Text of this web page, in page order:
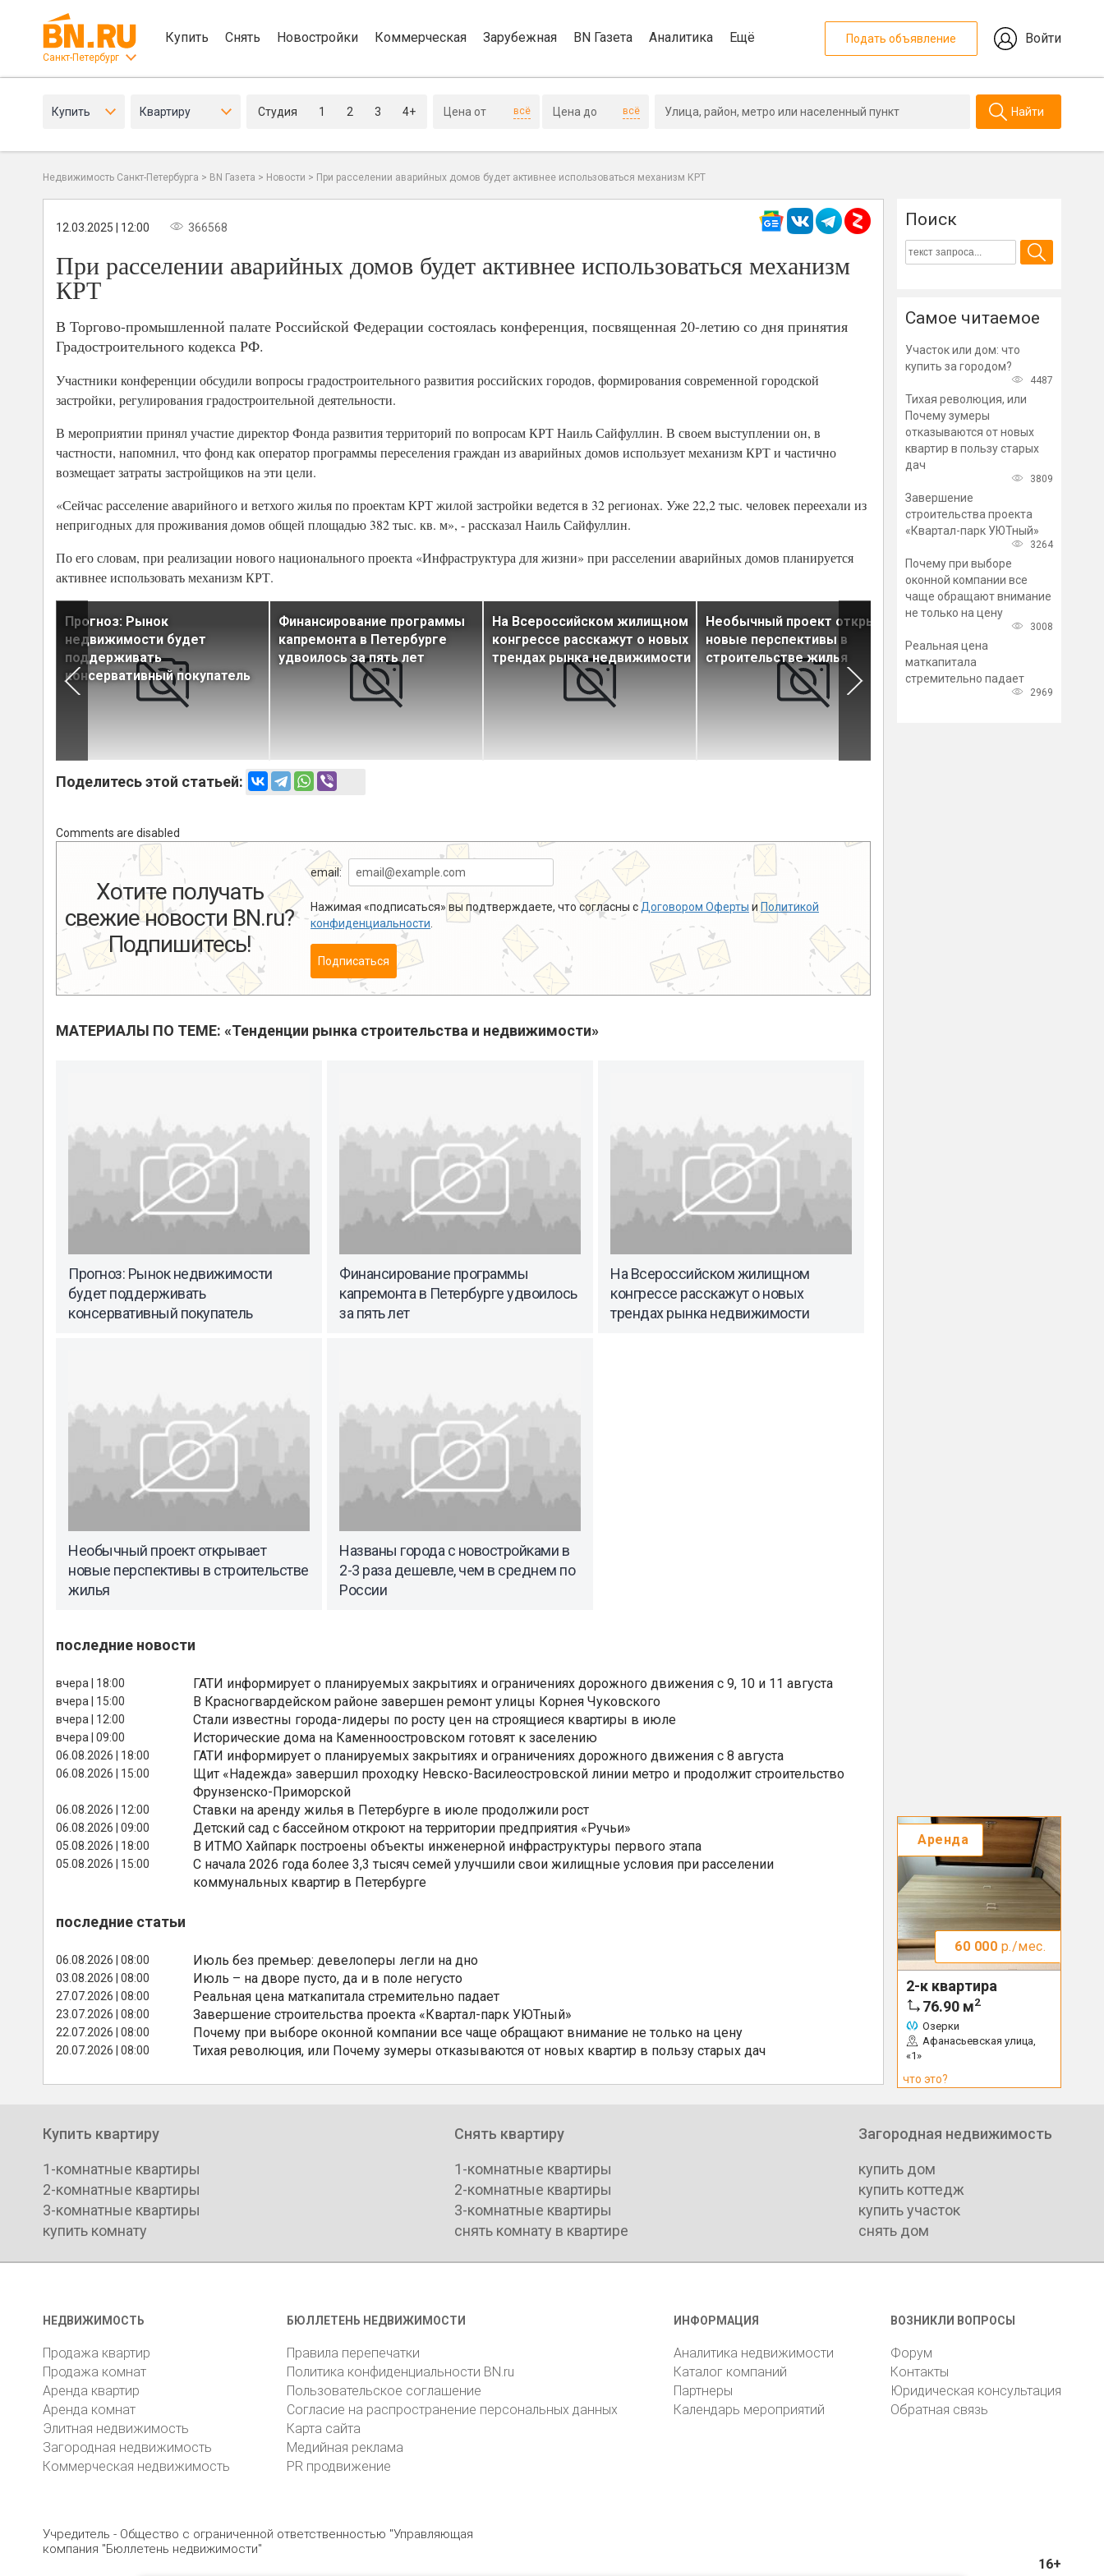
Санкт-Петербург
Купить Снять Новостройки Коммерческая Зарубежная BN Газета Аналитика Ещё Подать объявление Войти
Купить Квартиру Студия 1 2 3 4+ всё всё Найти
Недвижимость Санкт-Петербурга > BN Газета > Новости > При расселении аварийных домов будет активнее использоваться механизм КРТ
12.03.2025 | 12:00 366568
При расселении аварийных домов будет активнее использоваться механизм
КРТ
В Торгово-промышленной палате Российской Федерации состоялась конференция, посвященная 20-летию со дня принятия
Градостроительного кодекса РФ.
Участники конференции обсудили вопросы градостроительного развития российских городов, формирования современной городской
застройки, регулирования градостроительной деятельности.
В мероприятии принял участие директор Фонда развития территорий по вопросам КРТ Наиль Сайфуллин. В своем выступлении он, в
частности, напомнил, что фонд как оператор программы переселения граждан из аварийных домов использует механизм КРТ и частично
возмещает затраты застройщиков на эти цели.
«Сейчас расселение аварийного и ветхого жилья по проектам КРТ жилой застройки ведется в 32 регионах. Уже 22,2 тыс. человек переехали из
непригодных для проживания домов общей площадью 382 тыс. кв. м», - рассказал Наиль Сайфуллин.
По его словам, при реализации нового национального проекта «Инфраструктура для жизни» при расселении аварийных домов планируется
активнее использовать механизм КРТ.
Прогноз: Рынок
недвижимости будет
поддерживать
консервативный покупатель
Финансирование программы
капремонта в Петербурге
удвоилось за пять лет
На Всероссийском жилищном
конгрессе расскажут о новых
трендах рынка недвижимости
Необычный проект открывает
новые перспективы в
строительстве жилья
Названы города с
новостройками в 2-3 раза
дешевле, чем в среднем по
России
Поделитесь этой статьей:
Comments are disabled
Хотите получать
свежие новости BN.ru?
Подпишитесь!
email:
Нажимая «подписаться» вы подтверждаете, что согласны с Договором Оферты и Политикой
конфиденциальности
Подписаться
МАТЕРИАЛЫ ПО ТЕМЕ: «Тенденции рынка строительства и недвижимости»
Прогноз: Рынок недвижимости
будет поддерживать
консервативный покупатель
Финансирование программы
капремонта в Петербурге удвоилось
за пять лет
На Всероссийском жилищном
конгрессе расскажут о новых
трендах рынка недвижимости
Необычный проект открывает
новые перспективы в строительстве
жилья
Названы города с новостройками в
2-3 раза дешевле, чем в среднем по
России
последние новости
вчера | 18:00 ГАТИ информирует о планируемых закрытиях и ограничениях дорожного движения с 9, 10 и 11 августа
вчера | 15:00 В Красногвардейском районе завершен ремонт улицы Корнея Чуковского
вчера | 12:00 Стали известны города-лидеры по росту цен на строящиеся квартиры в июле
вчера | 09:00 Исторические дома на Каменноостровском готовят к заселению
06.08.2026 | 18:00 ГАТИ информирует о планируемых закрытиях и ограничениях дорожного движения с 8 августа
06.08.2026 | 15:00
Щит «Надежда» завершил проходку Невско-Василеостровской линии метро и продолжит строительство
Фрунзенско-Приморской
06.08.2026 | 12:00 Ставки на аренду жилья в Петербурге в июле продолжили рост
06.08.2026 | 09:00 Детский сад с бассейном откроют на территории предприятия «Ручьи»
05.08.2026 | 18:00 В ИТМО Хайпарк построены объекты инженерной инфраструктуры первого этапа
05.08.2026 | 15:00
С начала 2026 года более 3,3 тысяч семей улучшили свои жилищные условия при расселении
коммунальных квартир в Петербурге
последние статьи
06.08.2026 | 08:00 Июль без премьер: девелоперы легли на дно
03.08.2026 | 08:00 Июль – на дворе пусто, да и в поле негусто
27.07.2026 | 08:00 Реальная цена маткапитала стремительно падает
23.07.2026 | 08:00 Завершение строительства проекта «Квартал-парк УЮТный»
22.07.2026 | 08:00 Почему при выборе оконной компании все чаще обращают внимание не только на цену
20.07.2026 | 08:00 Тихая революция, или Почему зумеры отказываются от новых квартир в пользу старых дач
Поиск
Самое читаемое
Участок или дом: что
купить за городом?
4487
Тихая революция, или
Почему зумеры
отказываются от новых
квартир в пользу старых
дач
3809
Завершение
строительства проекта
«Квартал-парк УЮТный»
3264
Почему при выборе
оконной компании все
чаще обращают внимание
не только на цену
3008
Реальная цена
маткапитала
стремительно падает
2969
Аренда
60 000 р./мес.
2-к квартира
76.90 м2
Озерки
Афанасьевская улица,
«1»
что это?
Купить квартиру
1-комнатные квартиры
2-комнатные квартиры
3-комнатные квартиры
купить комнату
Снять квартиру
1-комнатные квартиры
2-комнатные квартиры
3-комнатные квартиры
снять комнату в квартире
Загородная недвижимость
купить дом
купить коттедж
купить участок
снять дом
НЕДВИЖИМОСТЬ
Продажа квартир
Продажа комнат
Аренда квартир
Аренда комнат
Элитная недвижимость
Загородная недвижимость
Коммерческая недвижимость
БЮЛЛЕТЕНЬ НЕДВИЖИМОСТИ
Правила перепечатки
Политика конфиденциальности BN.ru
Пользовательское соглашение
Согласие на распространение персональных данных
Карта сайта
Медийная реклама
PR продвижение
ИНФОРМАЦИЯ
Аналитика недвижимости
Каталог компаний
Партнеры
Календарь мероприятий
ВОЗНИКЛИ ВОПРОСЫ
Форум
Контакты
Юридическая консультация
Обратная связь
Учредитель - Общество с ограниченной ответственностью "Управляющая
компания "Бюллетень недвижимости"
16+